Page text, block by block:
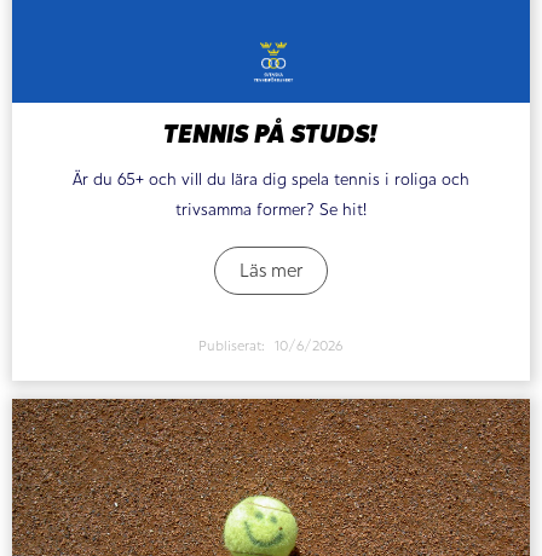
TENNIS PÅ STUDS!
Är du 65+ och vill du lära dig spela tennis i roliga och
trivsamma former? Se hit!
Läs mer
Publiserat: 10/6/2026